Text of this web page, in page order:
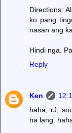
Directions:
ko pang
nasan ang
Hindi nga.
Reply
Ken
haha, rJ,
na lang.